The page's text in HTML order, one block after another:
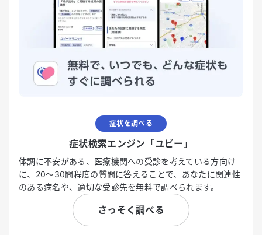
症状を調べる
症状検索エンジン「ユビー」
体調に不安がある、医療機関への受診を考えている方向け
に、20〜30問程度の質問に答えることで、あなたに関連性
のある病名や、適切な受診先を無料で調べられます。
さっそく調べる